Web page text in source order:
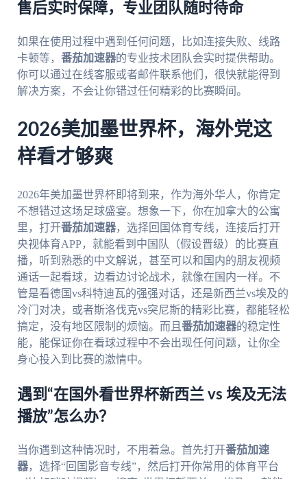
售后实时保障，专业团队随时待命
如果在使用过程中遇到任何问题，比如连接失败、线路
卡顿等， 番茄加速器的专业技术团队会实时提供帮助。
你可以通过在线客服或者邮件联系他们，很快就能得到
解决方案，不会让你错过任何精彩的比赛瞬间。
2026美加墨世界杯，海外党这
样看才够爽
2026年美加墨世界杯即将到来，作为海外华人，你肯定
不想错过这场足球盛宴。想象一下，你在加拿大的公寓
里，打开番茄加速器，选择回国体育专线，连接后打开
央视体育APP，就能看到中国队（假设晋级）的比赛直
播，听到熟悉的中文解说，甚至可以和国内的朋友视频
通话一起看球，边看边讨论战术，就像在国内一样。不
管是看德国vs科特迪瓦的强强对话，还是新西兰vs埃及的
冷门对决，或者斯洛伐克vs突尼斯的精彩比赛，都能轻松
搞定，没有地区限制的烦恼。而且 番茄加速器的稳定性
能，能保证你在看球过程中不会出现任何问题，让你全
身心投入到比赛的激情中。
遇到“在国外看世界杯新西兰 vs 埃及无法
播放”怎么办？
当你遇到这种情况时，不用着急。首先打开番茄加速
器，选择“回国影音专线”，然后打开你常用的体育平台